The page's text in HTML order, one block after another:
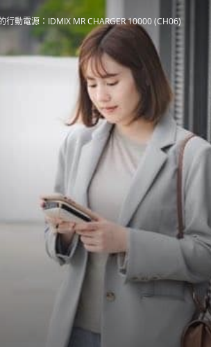
動電源：IDMIX MR CHARGER 10000 (CH06)